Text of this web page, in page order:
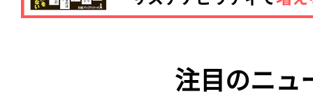
注目のニュ